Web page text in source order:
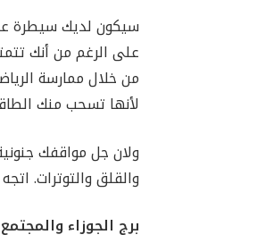
سيكون لديك سيطرة
على الرغم من أنك
من خلال ممارسة
لأنها تسحب منك
ولان جل مواقفك
والقلق والتوترات.
برج الجوزاء والمجتمع